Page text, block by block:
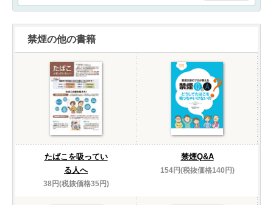
禁煙の他の書籍
たばこを吸ってい
る人へ
38円(税抜価格35円)
禁煙Q&A
154円(税抜価格140円)